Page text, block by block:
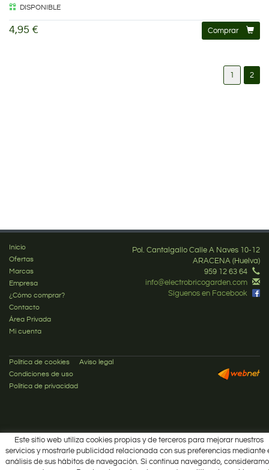
DISPONIBLE
4,95 € Comprar
1 2
Inicio
Ofertas
Marcas
Empresa
¿Cómo comprar?
Contacto
Área Privada
Mi cuenta
Pol. Cantalgallo Calle A Naves 10-12
ARACENA (Huelva)
959 12 63 64
info@electrobricogarden.com
Síguenos en Facebook
Política de cookies
Aviso legal
Condiciones de uso
Política de privacidad
Este sitio web utiliza cookies propias y de terceros para mejorar nuestros
servicios y mostrarle publicidad relacionada con sus preferencias mediante
análisis de sus hábitos de navegación. Si continua navegando,